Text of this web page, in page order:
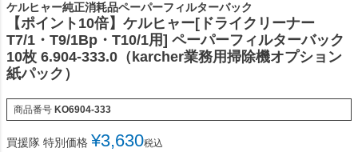
ケルヒャー純正消耗品ペーパーフィルターバック
【ポイント10倍】ケルヒャー[ドライクリーナー
T7/1・T9/1Bp・T10/1用] ペーパーフィルターバック
10枚 6.904-333.0（karcher業務用掃除機オプション
紙パック）
商品番号 KO6904-333
買援隊 特別価格 ¥3,630税込